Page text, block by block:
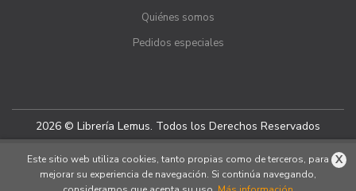
Quiénes somos
Pedidos especiales
2026 © Librería Lemus. Todos los Derechos Reservados
X
Este sitio web utiliza cookies, tanto propias como de terceros, para
mejorar su experiencia de navegación. Si continúa navegando,